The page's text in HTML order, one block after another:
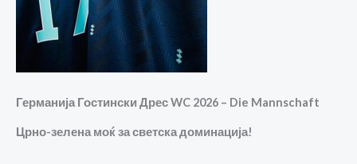
Германија Гостински Дрес WC 2026 – Die Mannschaft
Црно-зелена моќ за светска доминација!